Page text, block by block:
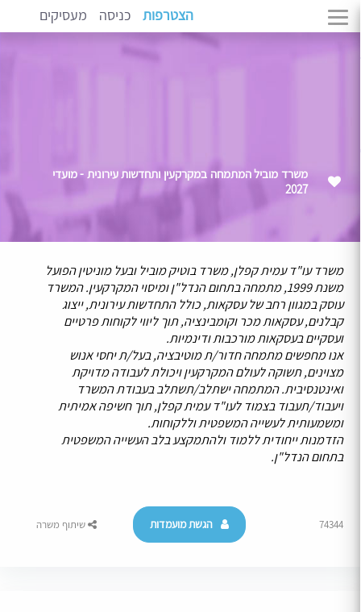
הצטרפות כניסה מעסיקים
משרד מוביל המתמחה במקרקעין ותחדשות עירונית - מועדי
2027
משרד עו"ד עמית קפלן, משרד בוטיק מוביל ובעל מוניטין הפועל
משנת 1999, מתמחה בתחום הנדל"ן ומיסוי המקרקעין. המשרד
עוסק במגוון רחב של עסקאות, כולל התחדשות עירונית, ייצוג
קבלנים, עסקאות מכר וקומבינציה, תוך ליווי לקוחות פרטיים
ועסקיים בעסקאות מורכבות ודינמיות.
אנו מחפשים מתמחה חדור/ת מוטיבציה, בעל/ת יחסי אנוש
מצוינים, תשוקה לעולם המקרקעין ויכולת לעבודה מדויקת
ואינטנסיבית. המתמחה ישתלב/תשתלב בעבודת המשרד
ויעבוד/תעבוד בצמוד לעו"ד עמית קפלן, תוך חשיפה אמיתית
ומשמעותית לעשייה המשפטית וללקוחות.
הזדמנות ייחודית ללמוד ולהתמקצע בלב העשייה המשפטית
בתחום הנדל"ן.
74344 הגשת מועמדות שיתוף משרה